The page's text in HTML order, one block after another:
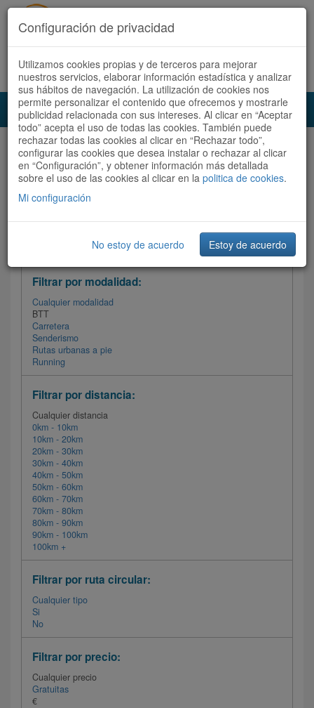
Acceder Registrate ahora Español | Català
Audioruta Todas las rutas
Todas las rutas Ordenar por:Más recientes
Filtrar las rutas
Filtrar por modalidad:
Cualquier modalidad
BTT
Carretera
Senderismo
Rutas urbanas a pie
Running
Filtrar por distancia:
Cualquier distancia
0km - 10km
10km - 20km
20km - 30km
30km - 40km
40km - 50km
50km - 60km
60km - 70km
70km - 80km
80km - 90km
90km - 100km
100km +
Filtrar por ruta circular:
Cualquier tipo
Si
No
Filtrar por precio:
Cualquier precio
Gratuitas
€
Configuración de privacidad
Utilizamos cookies propias y de terceros para mejorar
nuestros servicios, elaborar información estadística y analizar
sus hábitos de navegación. La utilización de cookies nos
permite personalizar el contenido que ofrecemos y mostrarle
publicidad relacionada con sus intereses. Al clicar en “Aceptar
todo” acepta el uso de todas las cookies. También puede
rechazar todas las cookies al clicar en “Rechazar todo”,
configurar las cookies que desea instalar o rechazar al clicar
en “Configuración”, y obtener información más detallada
sobre el uso de las cookies al clicar en la politica de cookies.
Mi configuración
No estoy de acuerdo Estoy de acuerdo